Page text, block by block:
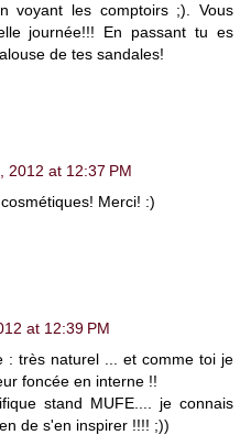
voyant les comptoirs ;). Vous
journée!!! En passant tu es
de tes sandales!
2012 at 12:37 PM
Merci! :)
at 12:39 PM
: très naturel ... et comme toi je
foncée en interne !!
stand MUFE.... je connais
de s'en inspirer !!!! ;))